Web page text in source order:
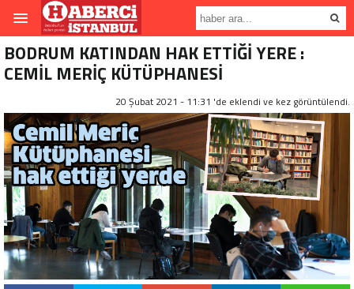
BODRUM KATINDAN HAK ETTİĞİ YERE :
CEMİL MERİÇ KÜTÜPHANESİ
20 Şubat 2021 - 11:31 'de eklendi ve kez görüntülendi.